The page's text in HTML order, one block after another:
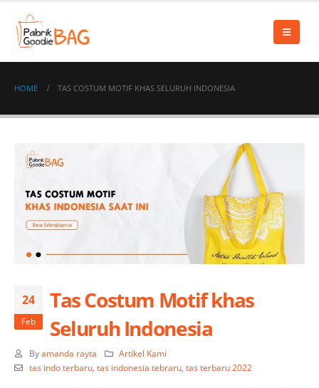
HOME TAS COSTUM MOTIF KHAS SELURUH INDONESIA
24
Feb
Tas Costum Motif khas
Seluruh Indonesia
By amanda rayta
Artikel Kami
tas indo terbaru, tas indonesia tebraru, tas terbaru 2022